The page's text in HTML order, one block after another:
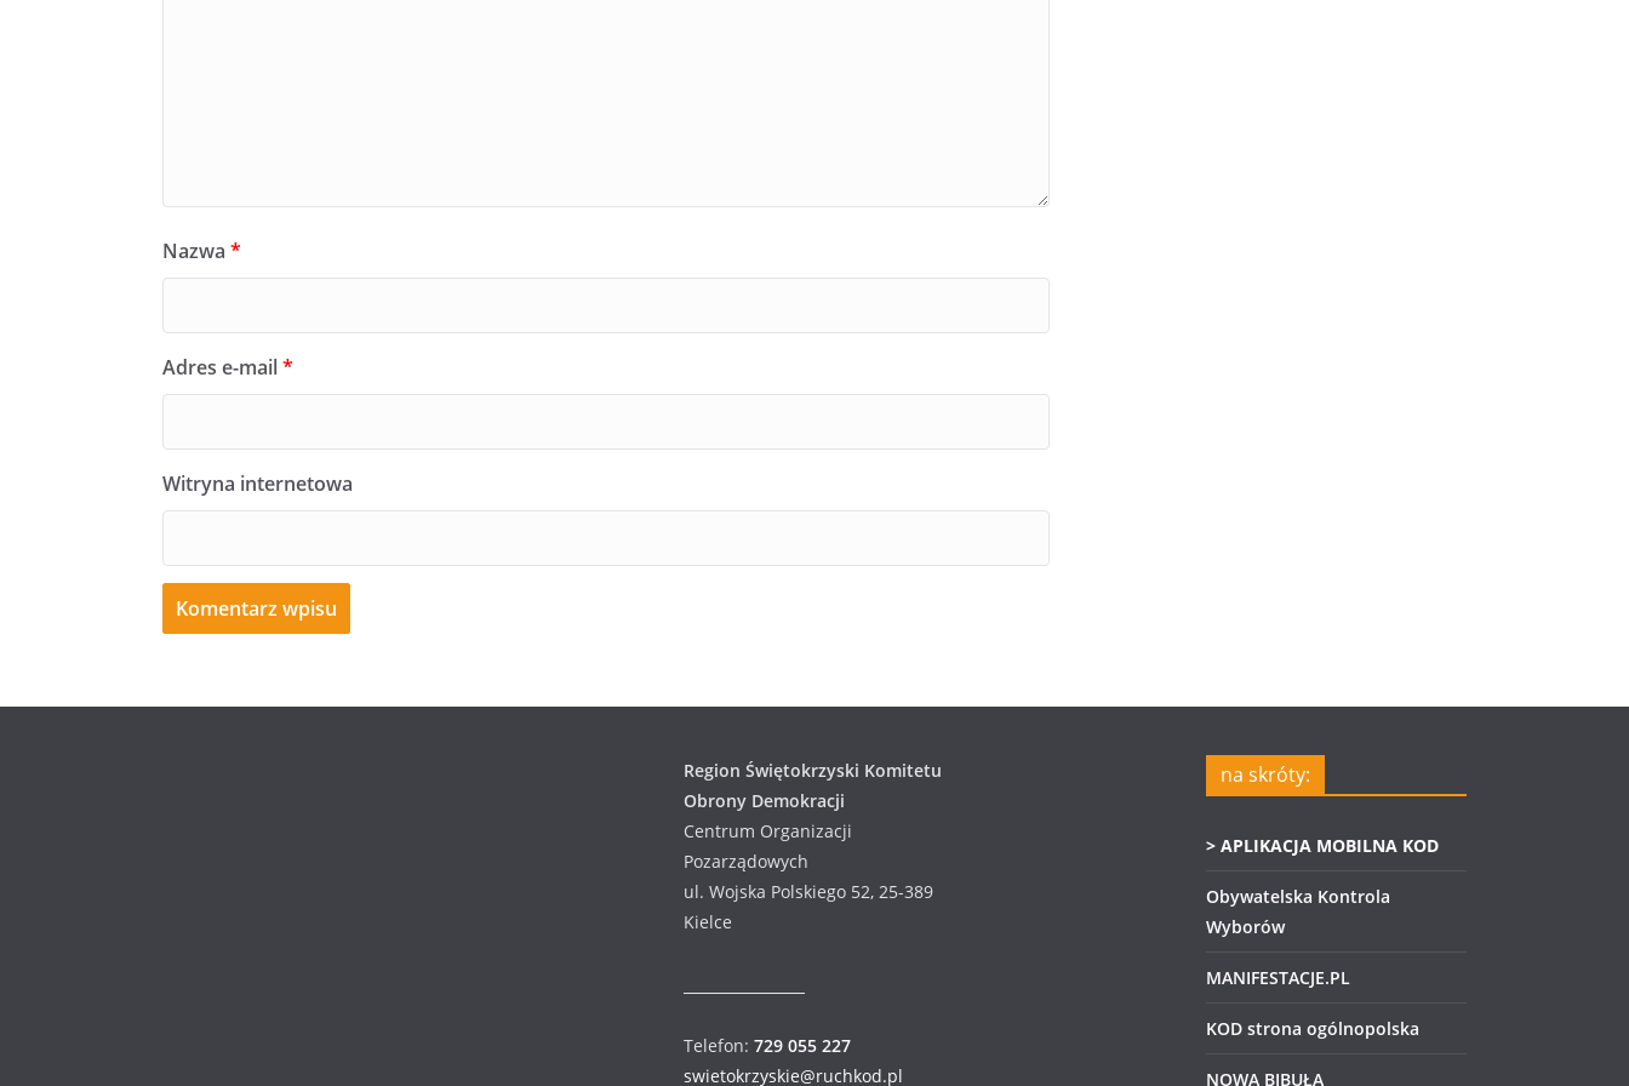
Nazwa*
Adres e-mail*
Witryna internetowa
Region Świętokrzyski Komitetu
Obrony Demokracji
Centrum Organizacji
Pozarządowych
ul. Wojska Polskiego 52, 25-389
Kielce
Telefon:729 055 227
swietokrzyskie@ruchkod.pl
na skróty:
> APLIKACJA MOBILNA KOD
Obywatelska Kontrola
Wyborów
MANIFESTACJE.PL
KOD strona ogólnopolska
NOWA BIBUŁA